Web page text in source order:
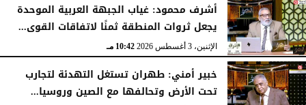
أشرف محمود: غياب الجبهة العربية الموحدة
يجعل ثروات المنطقة ثمنًا لاتفاقات القوى...
الإثنين، 3 أغسطس 2026 10:42 مـ
خبير أمني: طهران تستغل التهدئة لتجارب
تحت الأرض وتحالفها مع الصين وروسيا...